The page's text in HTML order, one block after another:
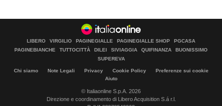
LIBERO VIRGILIO PAGINEGIALLE PAGINEGIALLE SHOP
PGCASA
PAGINEBIANCHE
TUTTOCITTÀ DILEI SIVIAGGIA QUIFINANZA
BUONISSIMO
SUPEREVA
Chi siamo Note Legali Privacy Cookie Policy
Preferenze sui cookie
Aiuto
© Italiaonline S.p.A. 2026
Direzione e coordinamento di Libero Acquisition S.á r.l.